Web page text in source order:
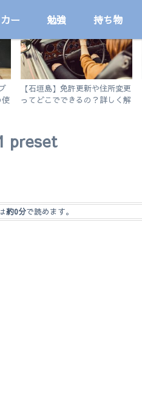
ー 勉強 持ち物
【石垣島】免許更新や住所変更
ってどこでできるの？詳しく解
preset
約0分で読めます。